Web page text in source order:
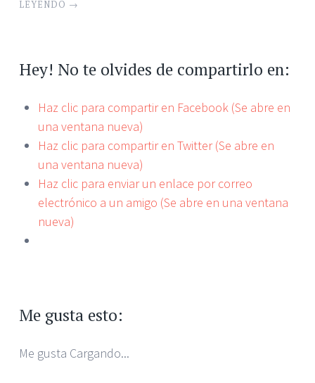
LEYENDO →
Hey! No te olvides de compartirlo en:
Haz clic para compartir en Facebook (Se abre en
una ventana nueva)
Haz clic para compartir en Twitter (Se abre en
una ventana nueva)
Haz clic para enviar un enlace por correo
electrónico a un amigo (Se abre en una ventana
nueva)
Me gusta esto:
Me gusta Cargando...